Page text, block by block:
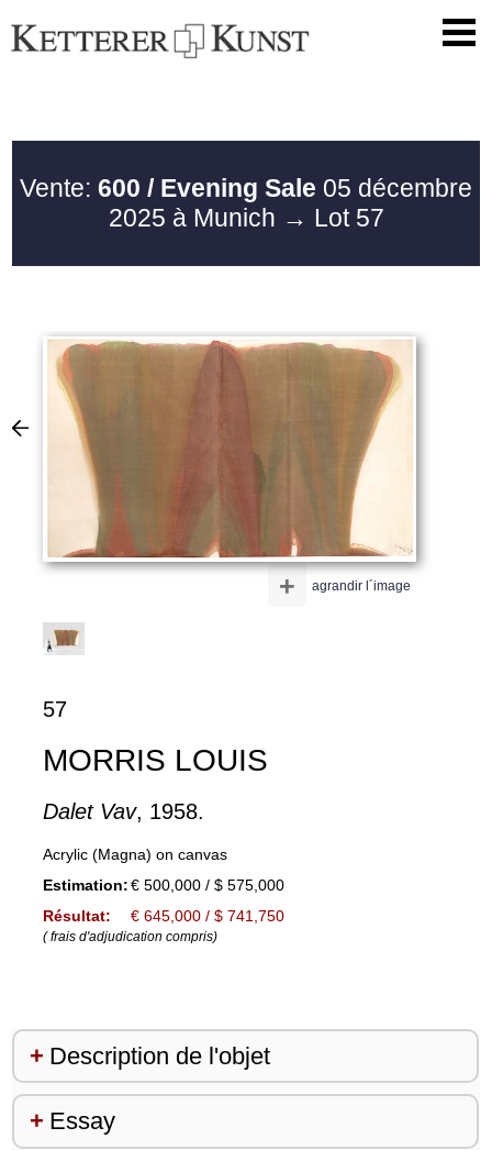
Vente: 600 / Evening Sale 05 décembre
2025 à Munich → Lot 57
agrandir l´image
+
57
MORRIS LOUIS
Dalet Vav, 1958.
Acrylic (Magna) on canvas
Estimation:€ 500,000 / $ 575,000
Résultat:
€ 645,000 / $ 741,750
( frais d'adjudication compris)
Description de l'objet
Essay